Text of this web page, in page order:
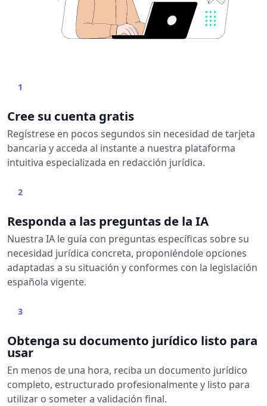
1
Cree su cuenta gratis
Regístrese en pocos segundos sin necesidad de tarjeta
bancaria y acceda al instante a nuestra plataforma
intuitiva especializada en redacción jurídica.
2
Responda a las preguntas de la IA
Nuestra IA le guía con preguntas específicas sobre su
necesidad jurídica concreta, proponiéndole opciones
adaptadas a su situación y conformes con la legislación
española vigente.
3
Obtenga su documento jurídico listo para
usar
En menos de una hora, reciba un documento jurídico
completo, estructurado profesionalmente y listo para
utilizar o someter a validación final.